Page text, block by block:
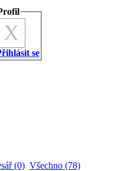
se
(0) Všechno (78)